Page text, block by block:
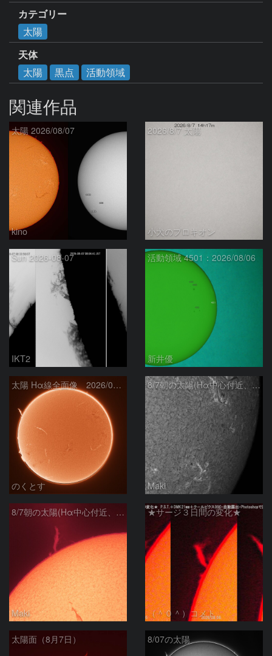
カテゴリー
太陽
天体
太陽
黒点 活動領域
関連作品
太陽 2026/08/07
kino
2026/8/7 太陽
小犬のプロキオン
Sun 2026-08-07
IKT2
活動領域 4501：2026/08/06
新井優
太陽 Hα線全面像 2026/08/07
のくとす
8/7朝の太陽(Hα中心付近、4498、4502付近)
Maki
8/7朝の太陽(Hα中心付近、プロミネンス)
Maki
★サージ３日間の変化★
（＾０＾）コメト
太陽面（8月7日） 8/07の太陽